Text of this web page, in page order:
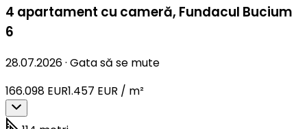
4 apartament cu cameră, Fundacul Bucium
6
28.07.2026· Gata să se mute
166.098 EUR1.457 EUR / m²